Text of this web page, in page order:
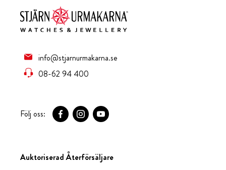
info@stjarnurmakarna.se
08-62 94 400
Följ oss:
Auktoriserad Återförsäljare